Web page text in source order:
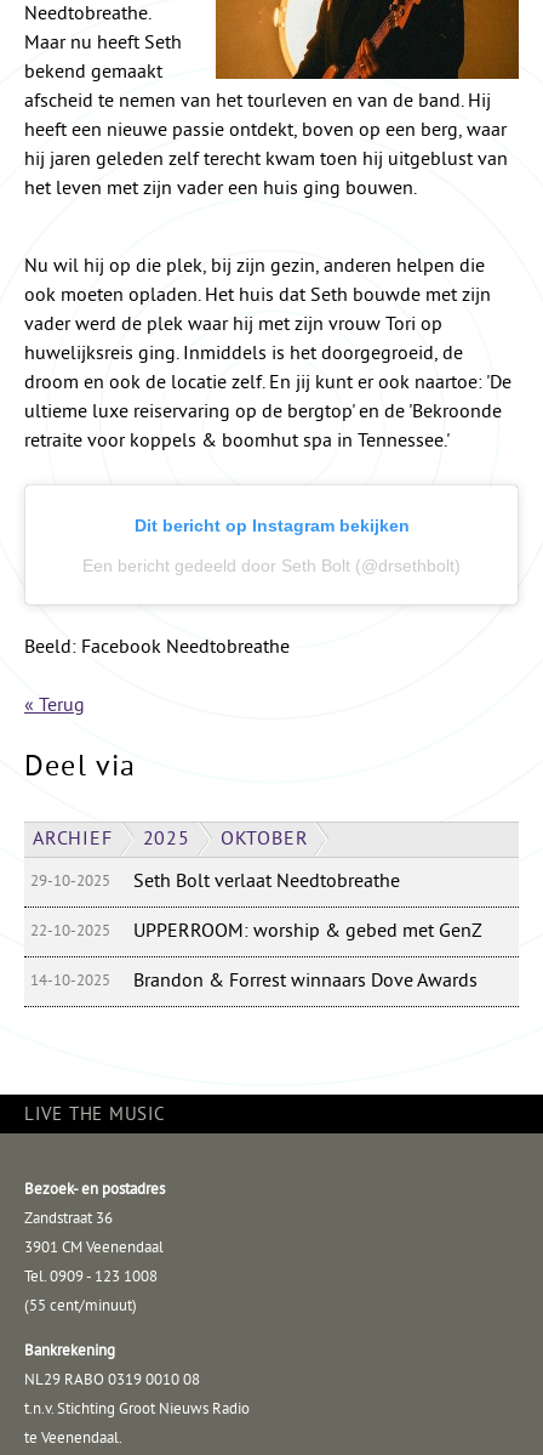
Needtobreathe.
Maar nu heeft Seth
bekend gemaakt
afscheid te nemen van het tourleven en van de band. Hij
heeft een nieuwe passie ontdekt, boven op een berg, waar
hij jaren geleden zelf terecht kwam toen hij uitgeblust van
het leven met zijn vader een huis ging bouwen.
Nu wil hij op die plek, bij zijn gezin, anderen helpen die
ook moeten opladen. Het huis dat Seth bouwde met zijn
vader werd de plek waar hij met zijn vrouw Tori op
huwelijksreis ging. Inmiddels is het doorgegroeid, de
droom en ook de locatie zelf. En jij kunt er ook naartoe: 'De
ultieme luxe reiservaring op de bergtop' en de 'Bekroonde
retraite voor koppels & boomhut spa in Tennessee.'
Dit bericht op Instagram bekijken
Een bericht gedeeld door Seth Bolt (@drsethbolt)
Beeld: Facebook Needtobreathe
« Terug
Deel via
ARCHIEF 2025 OKTOBER
29-10-2025 Seth Bolt verlaat Needtobreathe
22-10-2025 UPPERROOM: worship & gebed met GenZ
14-10-2025 Brandon & Forrest winnaars Dove Awards
LIVE THE MUSIC
Bezoek- en postadres
Zandstraat 36
3901 CM Veenendaal
Tel. 0909 - 123 1008
(55 cent/minuut)
Bankrekening
NL29 RABO 0319 0010 08
t.n.v. Stichting Groot Nieuws Radio
te Veenendaal.